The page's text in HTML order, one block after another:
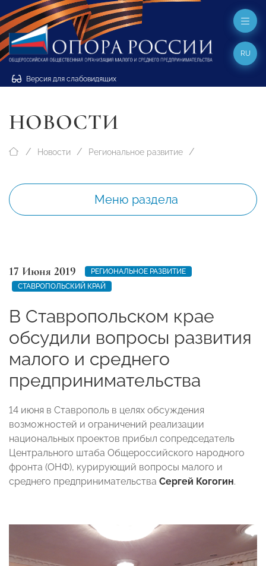
Версия для слабовидящих
RU
НОВОСТИ
Новости Региональное развитие
Меню раздела
17 Июня 2019
РЕГИОНАЛЬНОЕ РАЗВИТИЕ
СТАВРОПОЛЬСКИЙ КРАЙ
В Ставропольском крае
обсудили вопросы развития
малого и среднего
предпринимательства
14 июня в Ставрополь в целях обсуждения
возможностей и ограничений реализации
национальных проектов прибыл сопредседатель
Центрального штаба Общероссийского народного
фронта (ОНФ), курирующий вопросы малого и
среднего предпринимательства Сергей Когогин.